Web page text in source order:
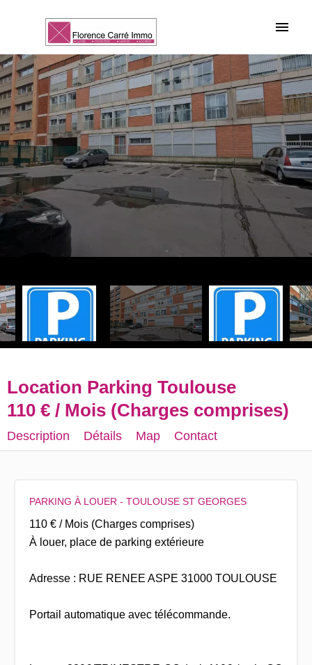
Location Parking Toulouse
110 € / Mois (Charges comprises)
Description Détails Map Contact
PARKING À LOUER - TOULOUSE ST GEORGES
110 € / Mois (Charges comprises)
À louer, place de parking extérieure
Adresse : RUE RENEE ASPE 31000 TOULOUSE
Portail automatique avec télécommande.